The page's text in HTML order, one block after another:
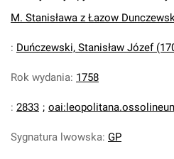
M. Stanisława z Łazow
: Duńczewski, Stanisław Józef
Rok wydania: 1758
: 2833 ;
Sygnatura lwowska: GP